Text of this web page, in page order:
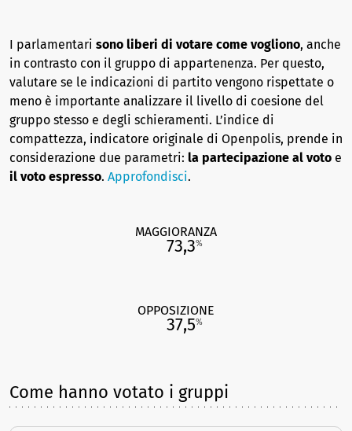
I parlamentari sono liberi di votare come vogliono, anche
in contrasto con il gruppo di appartenenza. Per questo,
valutare se le indicazioni di partito vengono rispettate o
meno è importante analizzare il livello di coesione del
gruppo stesso e degli schieramenti. L’indice di
compattezza, indicatore originale di Openpolis, prende in
considerazione due parametri: la partecipazione al voto e
il voto espresso. Approfondisci.
MAGGIORANZA
73,3%
OPPOSIZIONE
37,5%
Come hanno votato i gruppi